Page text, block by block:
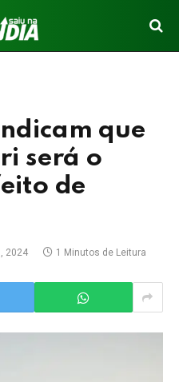
que
será o
de
2024 1 Minutos de Leitura